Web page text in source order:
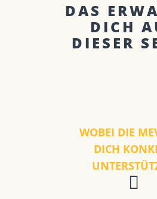
DAS
DICH
DIESER
WOBEI DIE
DICH